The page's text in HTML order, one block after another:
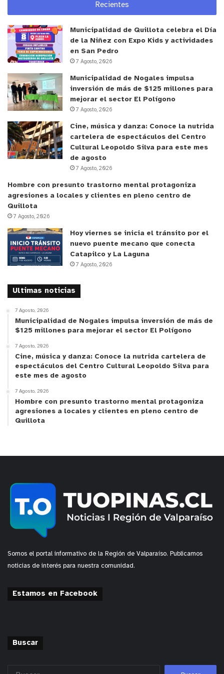
aquello que la comunidad necesita, pero la
comunidad también nos ayuda a que desde
perspectivas podamos avanzar más rápido. Estas
señales son potentes, seguimos nosotros con mucha
fuerza, partimos con el concepto de “Dideco en
Terreno”, pero hoy estamos con el concepto de
“Municipio en tu Barrio”, y por qué no decirlo, con la
presencia del IPS, los servicios públicos en tu barrio
le debe dar mucho realce“, concluyó el jefe
comunal.
y tú, ¿qué opinas?
Recientes
Municipalidad de Quillota celebra el Día
de la Niñez con Expo Kids y actividades
en San Pedro
7 Agosto, 2026
Municipalidad de Nogales impulsa
inversión de más de $125 millones para
mejorar el sector El Polígono
7 Agosto, 2026
Cine, música y danza: Conoce la nutrida
cartelera de espectáculos del Centro
Cultural Leopoldo Silva para este mes
de agosto
7 Agosto, 2026
Hombre con presunto trastorno mental protagoniza
agresiones a locales y clientes en pleno centro de
Quillota
7 Agosto, 2026
Hoy viernes se inicia el tránsito por el
nuevo puente mecano que conecta
Catapilco y La Laguna
7 Agosto, 2026
Ultimas noticias
7 Agosto, 2026
Municipalidad de Nogales impulsa inversión de más de
$125 millones para mejorar el sector El Polígono
7 Agosto, 2026
Cine, música y danza: Conoce la nutrida cartelera de
espectáculos del Centro Cultural Leopoldo Silva para
este mes de agosto
7 Agosto, 2026
Hombre con presunto trastorno mental protagoniza
agresiones a locales y clientes en pleno centro de
Quillota
Somos el portal informativo de la Región de Valparaíso. Publicamos
noticias de interés para nuestra comunidad.
Estamos en Facebook
Buscar